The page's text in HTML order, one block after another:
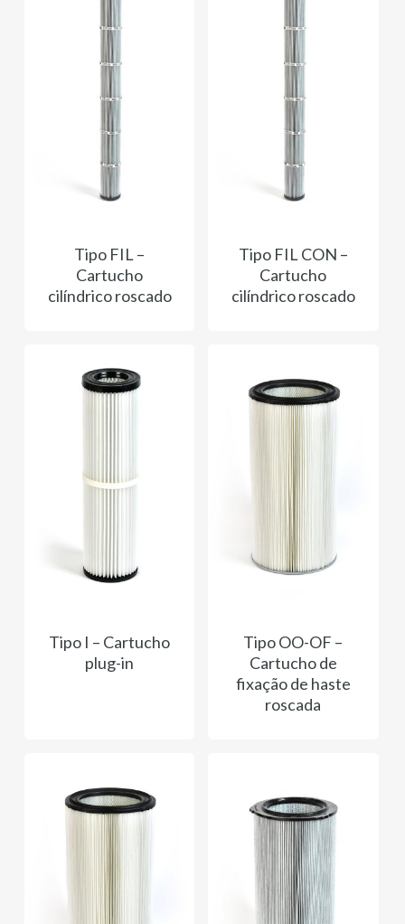
Tipo FIL –
Cartucho
cilíndrico roscado
Tipo FIL CON –
Cartucho
cilíndrico roscado
Tipo I – Cartucho
plug-in
Tipo OO-OF –
Cartucho de
fixação de haste
roscada